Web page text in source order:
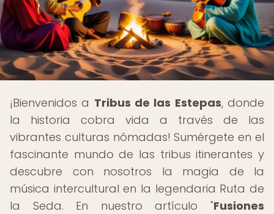
¡Bienvenidos a Tribus de las Estepas, donde
la historia cobra vida a través de las
vibrantes culturas nómadas! Sumérgete en el
fascinante mundo de las tribus itinerantes y
descubre con nosotros la magia de la
música intercultural en la legendaria Ruta de
la Seda. En nuestro artículo "Fusiones